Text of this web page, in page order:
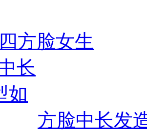
四方脸女生
方脸中长发